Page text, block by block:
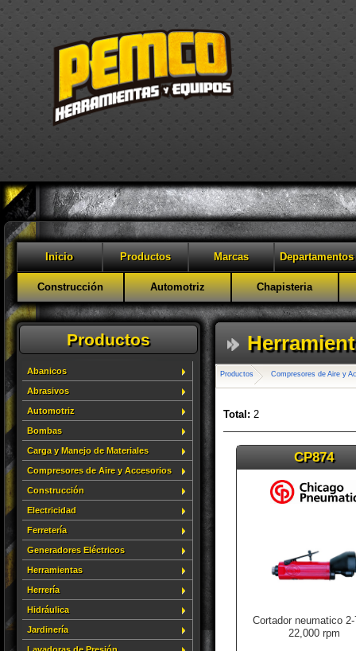
Inicio Productos Marcas Departamentos
Construcción Automotriz Chapisteria
Productos
Abanicos
Abrasivos
Automotriz
Bombas
Carga y Manejo de Materiales
Compresores de Aire y Accesorios
Construcción
Electricidad
Ferretería
Generadores Eléctricos
Herramientas
Herrería
Hidráulica
Jardinería
Productos Compresores de Aire y
Total: 2
CP874
Cortador neumatico
22,000 rpm